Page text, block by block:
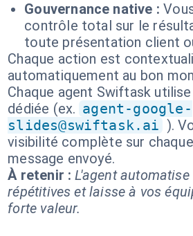
Gouvernance native :
contrôle total sur le
toute présentation client
Chaque action est
automatiquement au bon
Chaque agent Swiftask
dédiée (ex. agent-google-
slides@swiftask.ai ).
visibilité complète sur
message envoyé.
À retenir : L'agent
répétitives et laisse à vos
forte valeur.